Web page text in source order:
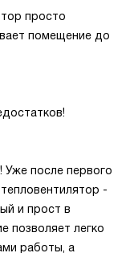
просто
помещение до
после первого
-
и прост в
позволяет легко
работы, а